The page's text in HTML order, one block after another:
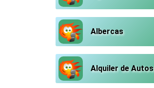
Albercas
Alquiler de Autos